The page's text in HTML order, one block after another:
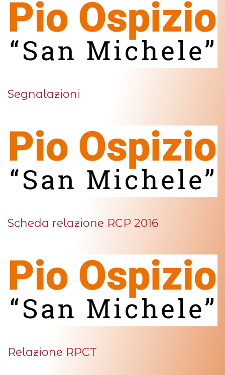
Segnalazioni
Scheda relazione RCP 2016
Relazione RPCT